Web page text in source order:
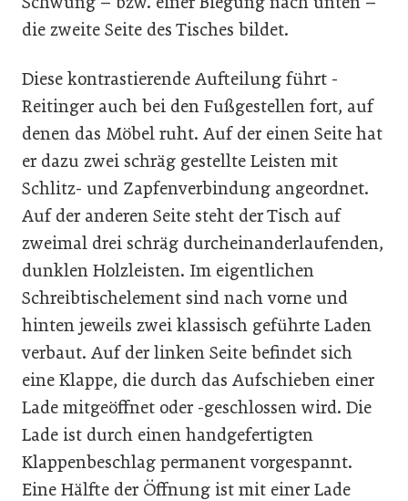
die zweite Seite des Tisches bildet.
Diese kontrastierende Aufteilung führt ­
Reitinger auch bei den Fußgestellen fort, auf
denen das Möbel ruht. Auf der einen Seite hat
er dazu zwei schräg gestellte Leisten mit
Schlitz- und Zapfenverbindung angeordnet.
Auf der anderen Seite steht der Tisch auf
zweimal drei schräg durcheinanderlaufenden,
dunklen Holzleisten. Im eigentlichen
Schreibtischelement sind nach vorne und
hinten jeweils zwei klassisch geführte Laden
verbaut. Auf der linken Seite befindet sich
eine Klappe, die durch das Aufschieben einer
Lade mitgeöffnet oder -geschlossen wird. Die
Lade ist durch einen handgefertigten
Klappenbeschlag permanent vorgespannt.
Eine Hälfte der Öffnung ist mit einer Lade